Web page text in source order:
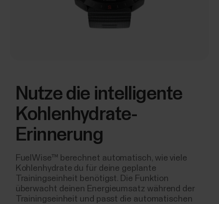
Nutze die intelligente
Kohlenhydrate-
Erinnerung
FuelWise™ berechnet automatisch, wie viele
Kohlenhydrate du für deine geplante
Trainingseinheit benötigst. Die Funktion
überwacht deinen Energieumsatz während der
Trainingseinheit und passt die automatischen